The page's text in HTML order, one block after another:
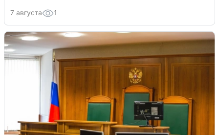
7 августа 1